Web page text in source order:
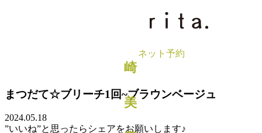
BLOG
まつだて☆ブリーチ1回~ブラウンベージュ
2024.05.18
”いいね”と思ったらシェアをお願いします♪